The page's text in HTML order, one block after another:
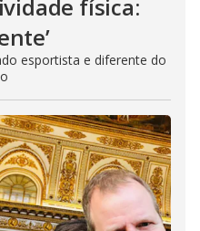
física:
esportista e diferente do